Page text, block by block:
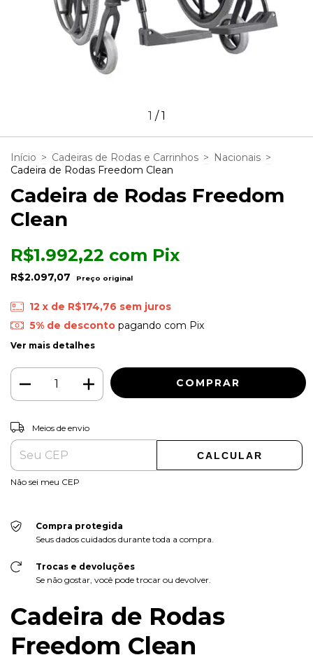
1 /1
Início > Cadeiras de Rodas e Carrinhos > Nacionais >
Cadeira de Rodas Freedom Clean
Cadeira de Rodas Freedom
Clean
R$2.097,07
R$1.992,22 com Pix
12 x de R$174,76 sem juros
5% de descontopagando com Pix
Ver mais detalhes
Entregas para o CEP:
Meios de envio
CALCULAR
Não sei meu CEP
Compra protegida
Seus dados cuidados durante toda a compra.
Trocas e devoluções
Se não gostar, você pode trocar ou devolver.
Cadeira de Rodas
Freedom Clean